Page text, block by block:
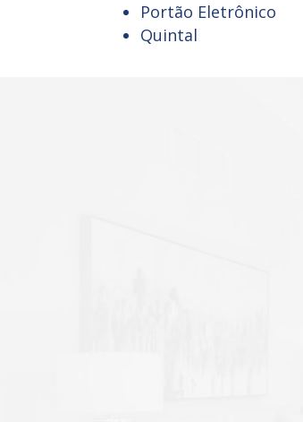
Portão Eletrônico
Quintal